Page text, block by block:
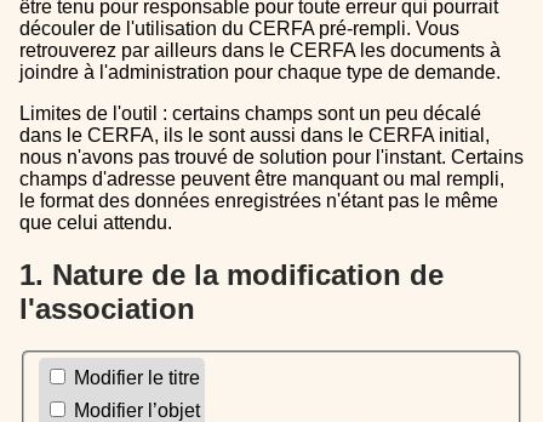
être tenu pour responsable pour toute erreur qui pourrait
découler de l'utilisation du CERFA pré-rempli. Vous
retrouverez par ailleurs dans le CERFA les documents à
joindre à l'administration pour chaque type de demande.
Limites de l'outil : certains champs sont un peu décalé
dans le CERFA, ils le sont aussi dans le CERFA initial,
nous n'avons pas trouvé de solution pour l'instant. Certains
champs d'adresse peuvent être manquant ou mal rempli,
le format des données enregistrées n'étant pas le même
que celui attendu.
1. Nature de la modification de
l'association
Modifier le titre
Modifier l’objet